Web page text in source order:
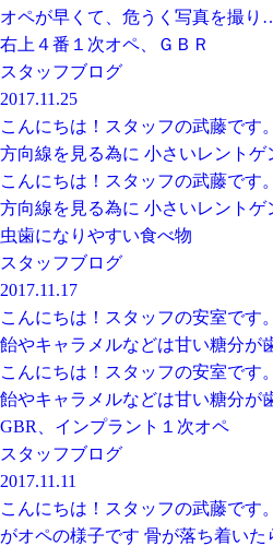
オペが早くて、危うく写真を撮り
右上４番１次オペ、ＧＢＲ
スタッフブログ
2017.11.25
こんにちは！スタッフの武藤です
方向線を見る為に 小さいレント
こんにちは！スタッフの武藤です
方向線を見る為に 小さいレント
虫歯になりやすい食べ物
スタッフブログ
2017.11.17
こんにちは！スタッフの安室です
飴やキャラメルなどは甘い糖分が
こんにちは！スタッフの安室です
飴やキャラメルなどは甘い糖分が
GBR、インプラント１次オペ
スタッフブログ
2017.11.11
こんにちは！スタッフの武藤です
がオペの様子です 骨が落ち着い